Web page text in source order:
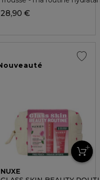
28,90 €
NUXE